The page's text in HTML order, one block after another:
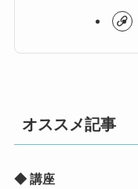
オススメ記事
◆ 講座